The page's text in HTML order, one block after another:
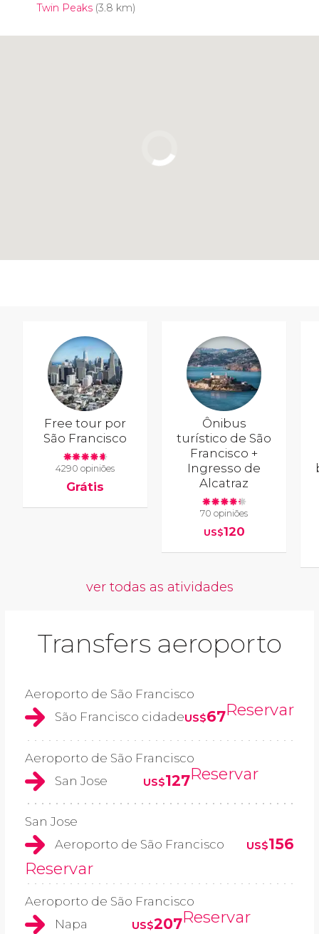
Twin Peaks(3.8 km)
Free tour por
São Francisco
4290 opiniões
Grátis
Ônibus
turístico de São
Francisco +
Ingresso de
Alcatraz
70 opiniões
US$120
ver todas as atividades
Transfers aeroporto
Aeroporto de São Francisco
São Francisco cidadeUS$67Reservar
Aeroporto de São Francisco
San Jose
US$127Reservar
San Jose
Aeroporto de São Francisco
US$156
Reservar
Aeroporto de São Francisco
Napa
US$207Reservar